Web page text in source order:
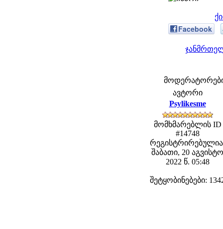
Facebook
მოდერატორები:
ავტორი
Psylikesme
მომხმარებლის ID
#14748
შაბათი, 20 აგვისტო
2022 წ. 05:48
შეტყობინებები: